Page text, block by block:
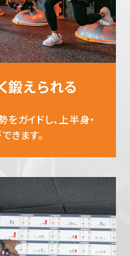
鍛えられる
ガイドし、上半身・
きます。